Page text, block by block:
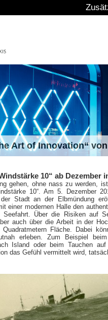
Mittel: Bund und
von
10“ ab Dezember
gehen, ohne nass zu werden,
10“. Am 5. Dezember
der Stadt an der Elbmündung
einer modernen Halle den
Seefahrt. Über die Risiken auf
auch über die Arbeit in der
Quadratmetern Fläche. Dabei
erleben. Zum Beispiel
Island oder beim Tauchen
das Gefühl vermittelt wird,